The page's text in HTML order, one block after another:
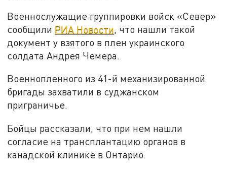
Военнослужащие группировки войск «Север»
сообщили РИА Новости, что нашли такой
документ у взятого в плен украинского
солдата Андрея Чемера.
Военнопленного из 41-й механизированной
бригады захватили в суджанском
приграничье.
Бойцы рассказали, что при нем нашли
согласие на трансплантацию органов в
канадской клинике в Онтарио.